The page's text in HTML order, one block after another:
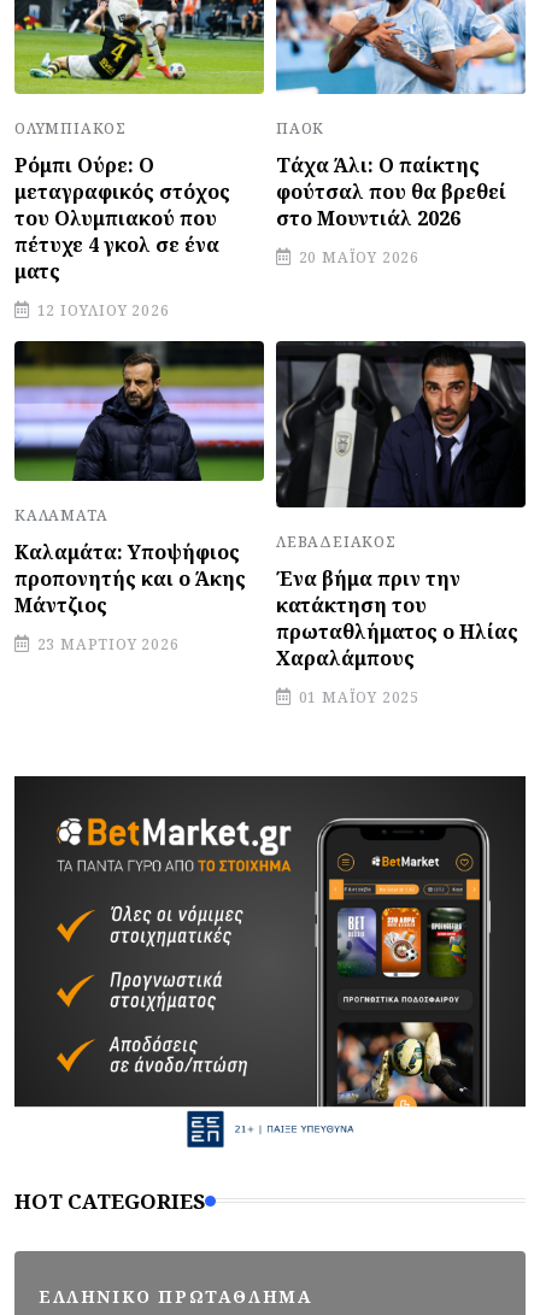
ΟΛΥΜΠΙΑΚΌΣ
Ρόμπι Ούρε: Ο
μεταγραφικός στόχος
του Ολυμπιακού που
πέτυχε 4 γκολ σε ένα
ματς
12 ΙΟΥΛΊΟΥ 2026
ΠΑΟΚ
Τάχα Άλι: Ο παίκτης
φούτσαλ που θα βρεθεί
στο Μουντιάλ 2026
20 ΜΑΪ́ΟΥ 2026
ΚΑΛΑΜΆΤΑ
Καλαμάτα: Υποψήφιος
προπονητής και ο Άκης
Μάντζιος
23 ΜΑΡΤΊΟΥ 2026
ΛΕΒΑΔΕΙΑΚΌΣ
Ένα βήμα πριν την
κατάκτηση του
πρωταθλήματος ο Ηλίας
Χαραλάμπους
01 ΜΑΪ́ΟΥ 2025
HOT CATEGORIES
ΕΛΛΗΝΙΚΟ ΠΡΩΤΑΘΛΗΜΑ